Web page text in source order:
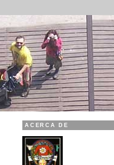
ACERCA DE